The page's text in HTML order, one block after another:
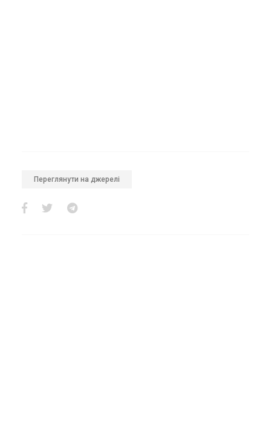
Переглянути на джерелі